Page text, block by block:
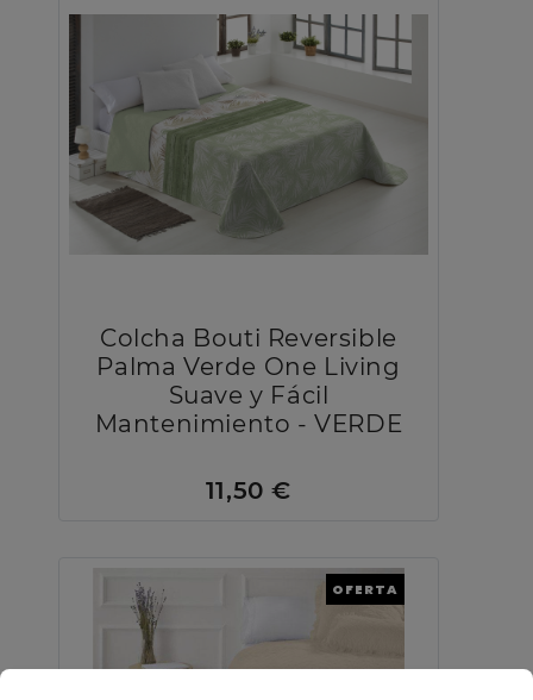
Colcha Bouti Reversible
Palma Verde One Living
Suave y Fácil
Mantenimiento - VERDE
11,50 €
OFERTA